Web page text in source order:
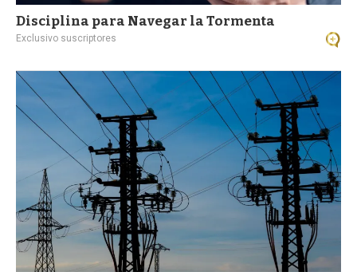
Disciplina para Navegar la Tormenta
Exclusivo suscriptores